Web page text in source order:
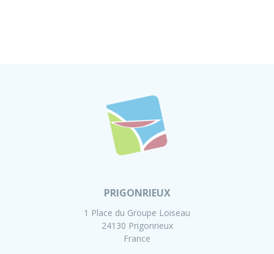
PRIGONRIEUX
1 Place du Groupe Loiseau
24130 Prigonrieux
France